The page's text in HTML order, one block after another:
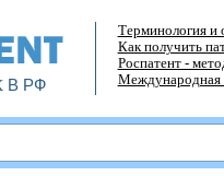
В РФ
Терминология и
Как получить
Роспатент -
Международная